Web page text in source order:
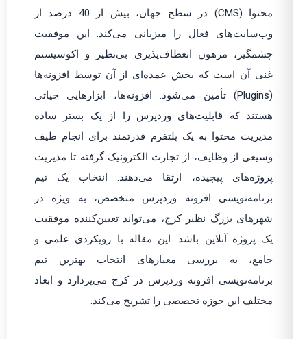
محتوا (CMS) در سطح جهان، بیش از 40 درصد از
وب‌سایت‌های فعال را میزبانی می‌کند. این موفقیت
چشمگیر، مرهون انعطاف‌پذیری بی‌نظیر و اکوسیستم
غنی آن است که بخش عمده‌ای از آن توسط افزونه‌ها
(Plugins) تأمین می‌شود. افزونه‌ها، ابزارهایی حیاتی
هستند که قابلیت‌های وردپرس را از یک بستر ساده
مدیریت محتوا به یک پلتفرم قدرتمند برای انجام طیف
وسیعی از وظایف، از تجارت الکترونیک گرفته تا مدیریت
پروژه‌های پیچیده، ارتقا می‌دهند. انتخاب یک تیم
برنامه‌نویسی افزونه وردپرس متخصص، به ویژه در
شهرهای بزرگ نظیر کرج، می‌تواند تعیین‌کننده موفقیت
یک پروژه آنلاین باشد. این مقاله با رویکردی علمی و
جامع، به بررسی معیارهای انتخاب بهترین تیم
برنامه‌نویسی افزونه وردپرس در کرج می‌پردازد و ابعاد
مختلف این حوزه تخصصی را تشریح می‌کند.